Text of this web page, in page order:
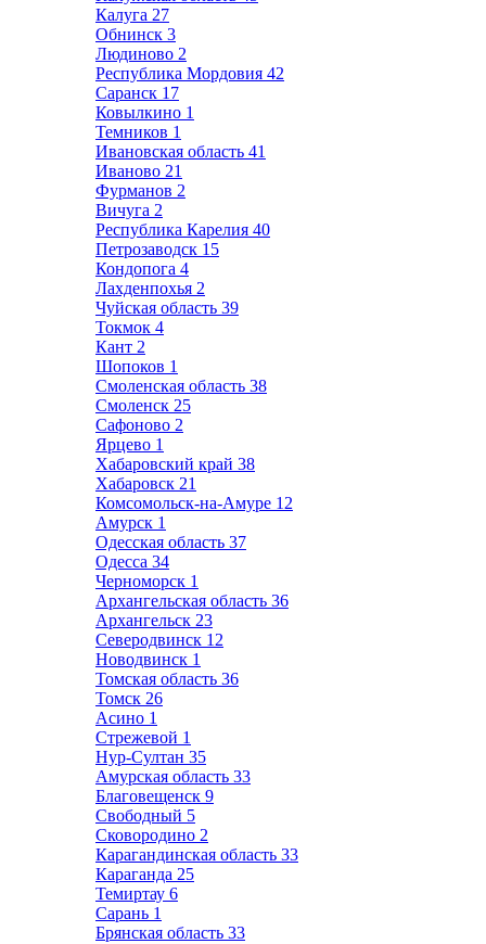
Калуга 27
Обнинск 3
Людиново 2
Республика Мордовия 42
Саранск 17
Ковылкино 1
Темников 1
Ивановская область 41
Иваново 21
Фурманов 2
Вичуга 2
Республика Карелия 40
Петрозаводск 15
Кондопога 4
Лахденпохья 2
Чуйская область 39
Токмок 4
Кант 2
Шопоков 1
Смоленская область 38
Смоленск 25
Сафоново 2
Ярцево 1
Хабаровский край 38
Хабаровск 21
Комсомольск-на-Амуре 12
Амурск 1
Одесская область 37
Одесса 34
Черноморск 1
Архангельская область 36
Архангельск 23
Северодвинск 12
Новодвинск 1
Томская область 36
Томск 26
Асино 1
Стрежевой 1
Нур-Султан 35
Амурская область 33
Благовещенск 9
Свободный 5
Сковородино 2
Карагандинская область 33
Караганда 25
Темиртау 6
Сарань 1
Брянская область 33